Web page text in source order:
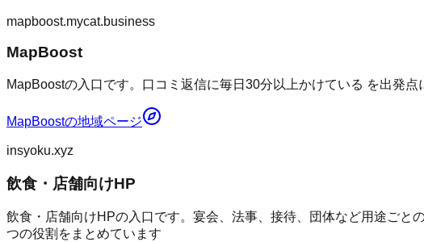
mapboost.mycat.business
MapBoost
MapBoostの入口です。口コミ返信に毎日30分以上かけている を出発
MapBoostの地域ページ
insyoku.xyz
飲食・店舗向けHP
飲食・店舗向けHPの入口です。宴会、法事、接待、団体など用途ご
つの役割をまとめています